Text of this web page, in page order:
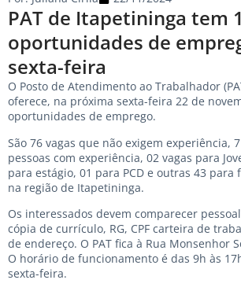
PAT de Itapetininga tem
oportunidades de
sexta-feira
O Posto de Atendimento ao Trabalhador
oferece, na próxima sexta-feira 22 de
oportunidades de emprego.
São 76 vagas que não exigem experiência,
pessoas com experiência, 02 vagas para
para estágio, 01 para PCD e outras 43 para
na região de Itapetininga.
Os interessados devem comparecer
cópia de currículo, RG, CPF carteira de
de endereço. O PAT fica à Rua Monsenhor
O horário de funcionamento é das 9h às
sexta-feira.